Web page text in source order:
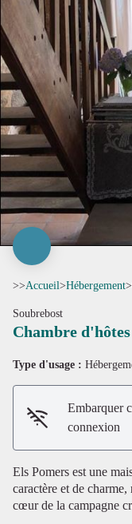
>>Accueil>Hébergement>
Soubrebost
Chambre
Type d'usage :
Embarquer
connexion
Els Pomers est une
caractère et de charme,
cœur de la campagne